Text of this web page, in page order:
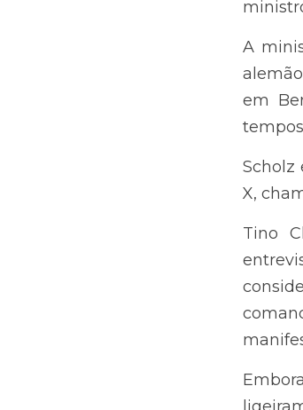
lado
que o
no
reais",
a
Cristã